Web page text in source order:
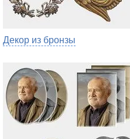
Декор из бронзы